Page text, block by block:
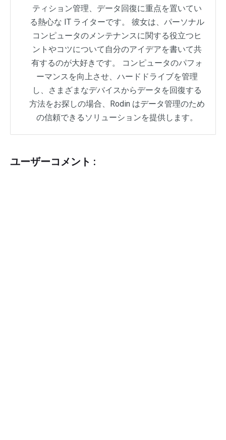
ティション管理、データ回復に重点を置いてい
る熱心な IT ライターです。 彼女は、パーソナル
コンピュータのメンテナンスに関する役立つヒ
ントやコツについて自分のアイデアを書いて共
有するのが大好きです。 コンピュータのパフォ
ーマンスを向上させ、ハードドライブを管理
し、さまざまなデバイスからデータを回復する
方法をお探しの場合、Rodin はデータ管理のため
の信頼できるソリューションを提供します。
ユーザーコメント :